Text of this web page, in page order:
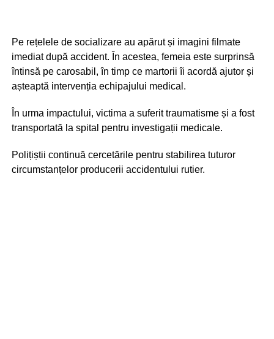
Pe rețelele de socializare au apărut și imagini filmate
imediat după accident. În acestea, femeia este surprinsă
întinsă pe carosabil, în timp ce martorii îi acordă ajutor și
așteaptă intervenția echipajului medical.
În urma impactului, victima a suferit traumatisme și a fost
transportată la spital pentru investigații medicale.
Polițiștii continuă cercetările pentru stabilirea tuturor
circumstanțelor producerii accidentului rutier.